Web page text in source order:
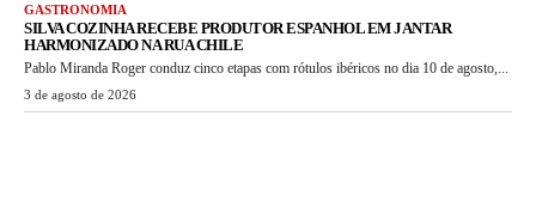
GASTRONOMIA
SILVA COZINHA RECEBE PRODUTOR ESPANHOL EM JANTAR
HARMONIZADO NA RUA CHILE
Pablo Miranda Roger conduz cinco etapas com rótulos ibéricos no dia 10 de agosto,...
3 de agosto de 2026